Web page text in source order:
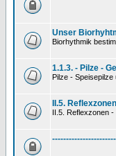
Unser
Biorhythmik
1.1.3. - Pilze -
Pilze - Speisepilze
II.5.
II.5. Reflexzonen